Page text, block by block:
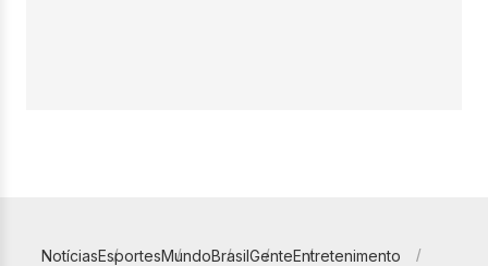
NotíciasEsportesMundoBrasilGenteEntretenimento